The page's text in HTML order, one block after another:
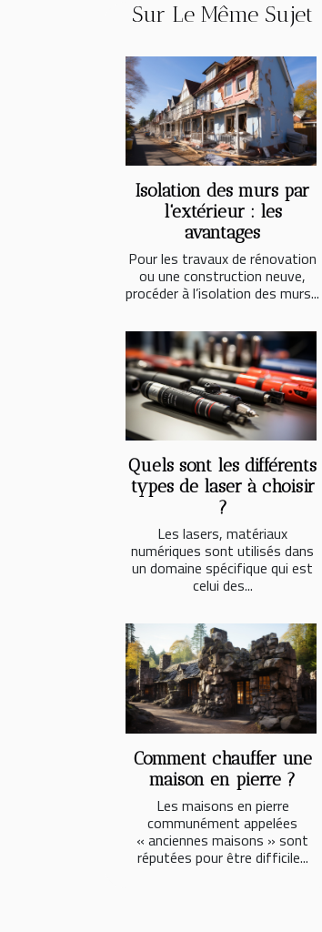
Sur Le Même Sujet
Isolation des murs par
l'extérieur : les
avantages
Pour les travaux de rénovation
ou une construction neuve,
procéder à l’isolation des murs...
Quels sont les différents
types de laser à choisir
?
Les lasers, matériaux
numériques sont utilisés dans
un domaine spécifique qui est
celui des...
Comment chauffer une
maison en pierre ?
Les maisons en pierre
communément appelées
« anciennes maisons » sont
réputées pour être difficile...